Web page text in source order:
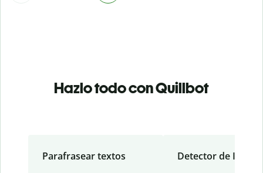
Hazlo todo con Quillbot
Parafrasear textos Detector de IA